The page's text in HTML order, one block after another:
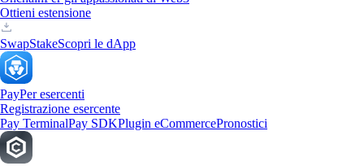
Ottieni estensione
SwapStakeScopri le dApp
PayPer esercenti
Registrazione esercente
Pay TerminalPay SDKPlugin eCommercePronostici